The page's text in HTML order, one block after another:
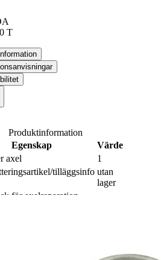
T
Produktinformation
Egenskap
Värde
axel
1
tilläggsinfo utan
lager
för axelreparation